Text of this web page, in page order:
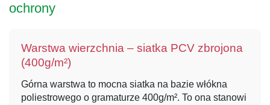
ochrony
Warstwa wierzchnia – siatka PCV zbrojona
(400g/m²)
Górna warstwa to mocna siatka na bazie włókna
poliestrowego o gramaturze 400g/m². To ona stanowi